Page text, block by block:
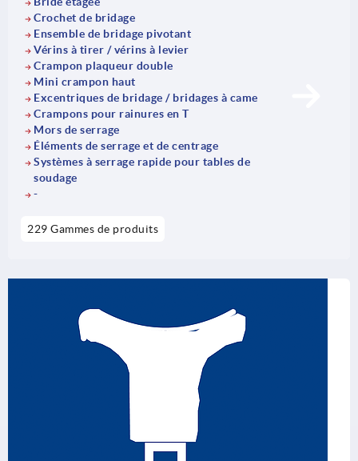
Crochet de bridage
Ensemble de bridage pivotant
Vérins à tirer / vérins à levier
Crampon plaqueur double
Mini crampon haut
Excentriques de bridage / bridages à came
Crampons pour rainures en T
Mors de serrage
Éléments de serrage et de centrage
Systèmes à serrage rapide pour tables de
soudage
-
229 Gammes de produits